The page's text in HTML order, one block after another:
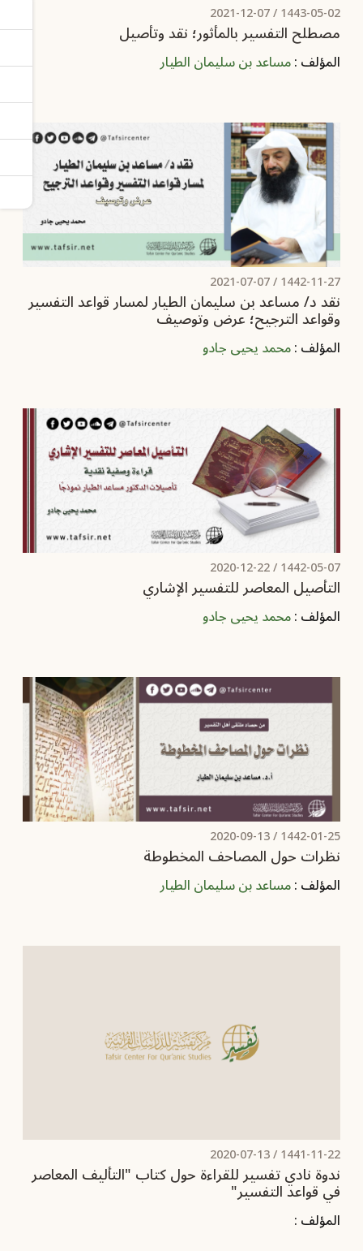
1443-05-02 /
2021-12-07
مصطلح التفسير بالمأثور؛ نقد وتأصيل
المؤلف :مساعد بن سليمان الطيار
1442-11-27 /
2021-07-07
نقد د/ مساعد بن سليمان الطيار لمسار قواعد التفسير
وقواعد الترجيح؛ عرض وتوصيف
المؤلف :محمد يحيى جادو
1442-05-07 /
2020-12-22
التأصيل المعاصر للتفسير الإشاري
المؤلف :محمد يحيى جادو
1442-01-25 /
2020-09-13
نظرات حول المصاحف المخطوطة
المؤلف :مساعد بن سليمان الطيار
1441-11-22 /
2020-07-13
ندوة نادي تفسير للقراءة حول كتاب "التأليف المعاصر
في قواعد التفسير"
المؤلف :